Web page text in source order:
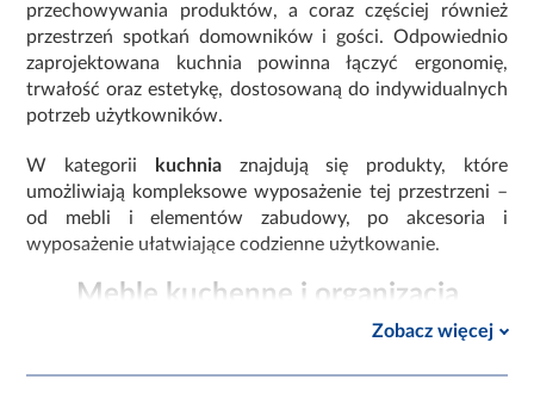
przechowywania produktów, a coraz częściej również
przestrzeń spotkań domowników i gości. Odpowiednio
zaprojektowana kuchnia powinna łączyć ergonomię,
trwałość oraz estetykę, dostosowaną do indywidualnych
potrzeb użytkowników.
W kategorii kuchniaznajdują się produkty, które
umożliwiają kompleksowe wyposażenie tej przestrzeni –
od mebli i elementów zabudowy, po akcesoria i
wyposażenie ułatwiające codzienne użytkowanie.
Meble kuchenne i organizacja
kuchenne, które pozwalają efektywnie zagospodarować
Zobacz więcej